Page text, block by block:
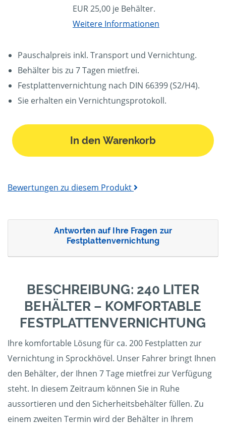
EUR 25,00 je Behälter.
Weitere Informationen
Pauschalpreis inkl. Transport und Vernichtung.
Behälter bis zu 7 Tagen mietfrei.
Festplattenvernichtung nach DIN 66399 (S2/H4).
Sie erhalten ein Vernichtungsprotokoll.
In den Warenkorb
Bewertungen zu diesem Produkt
Antworten auf Ihre Fragen zur
Festplattenvernichtung
BESCHREIBUNG: 240 LITER
BEHÄLTER – KOMFORTABLE
FESTPLATTENVERNICHTUNG
Ihre komfortable Lösung für ca. 200 Festplatten zur
Vernichtung in Sprockhövel. Unser Fahrer bringt Ihnen
den Behälter, der Ihnen 7 Tage mietfrei zur Verfügung
steht. In diesem Zeitraum können Sie in Ruhe
aussortieren und den Sicherheitsbehälter füllen. Zu
einem zweiten Termin wird der Behälter in Ihrem